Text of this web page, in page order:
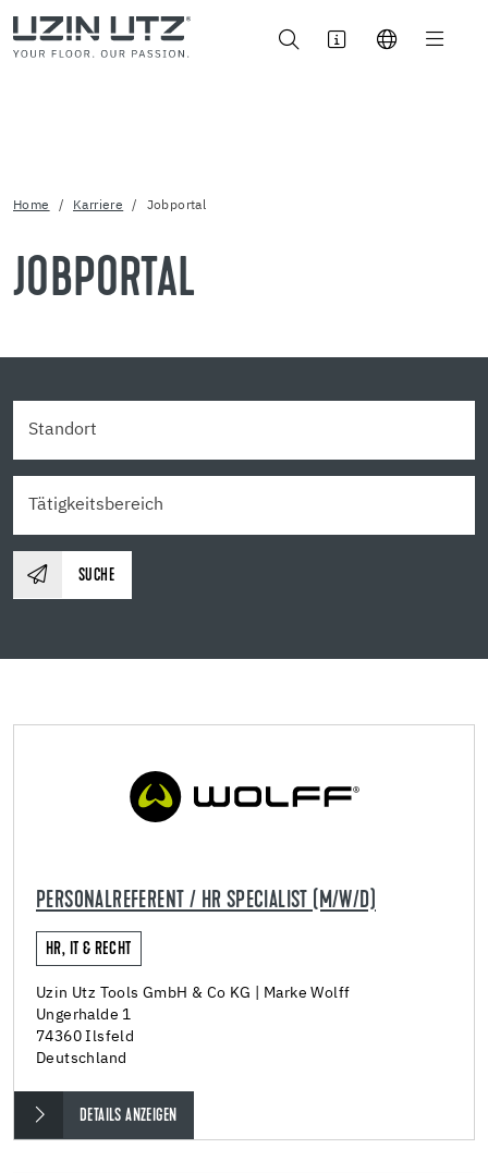
Home Karriere Jobportal
JOBPORTAL
SUCHE
PERSONALREFERENT / HR SPECIALIST (M/W/D)
HR, IT & RECHT
Uzin Utz Tools GmbH & Co KG | Marke Wolff
Ungerhalde 1
74360 Ilsfeld
Deutschland
DETAILS ANZEIGEN